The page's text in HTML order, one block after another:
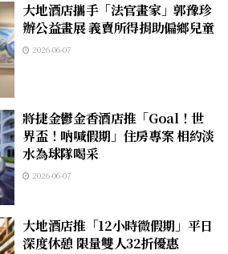
大地酒店攜手「法官畫家」郭豫珍
辦公益畫展 義賣所得捐助偏鄉兒童
2026-06-07
將捷金鬱金香酒店推「Goal！世
界盃！吶喊假期」住房專案 相約淡
水為球隊喝采
2026-06-07
大地酒店推「12小時微假期」平日
深度休憩 限量雙人32折優惠